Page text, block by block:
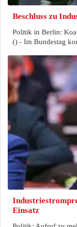
Beschluss zu
Politik in Berlin:
() - Im Bundestag
Einsatz